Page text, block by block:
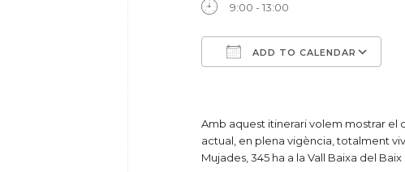
9:00 - 13:00
ADD TO CALENDAR
Amb aquest itinerari volem mostrar el
actual, en plena vigència, totalment
Mujades, 345 ha a la Vall Baixa del